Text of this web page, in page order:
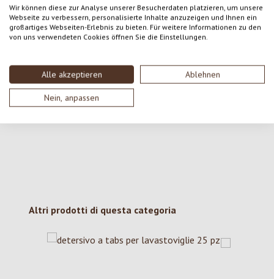
Wir können diese zur Analyse unserer Besucherdaten platzieren, um unsere
Webseite zu verbessern, personalisierte Inhalte anzuzeigen und Ihnen ein
großartiges Webseiten-Erlebnis zu bieten. Für weitere Informationen zu den
von uns verwendeten Cookies öffnen Sie die Einstellungen.
Alle akzeptieren Ablehnen
Nein, anpassen
SCRIVERE UNA RECENSIONE
Visualizza le valutazioni solo nella lingua corrente.
Nessuna recensione trovata Condividi le tue opinioni
con gli altri.
Salta la galleria dei prodotti
Altri prodotti di questa categoria